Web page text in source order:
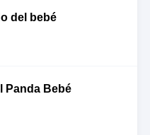
del bebé
Panda Bebé